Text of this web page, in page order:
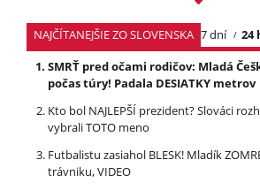
NAJČÍTANEJŠIE ZO SLOVENSKA 7 dní
24
SMRŤ pred očami rodičov: Mladá
počas túry! Padala DESIATKY metrov
Kto bol NAJLEPŠÍ prezident? Slováci
vybrali TOTO meno
Futbalistu zasiahol BLESK! Mladík
trávniku, VIDEO